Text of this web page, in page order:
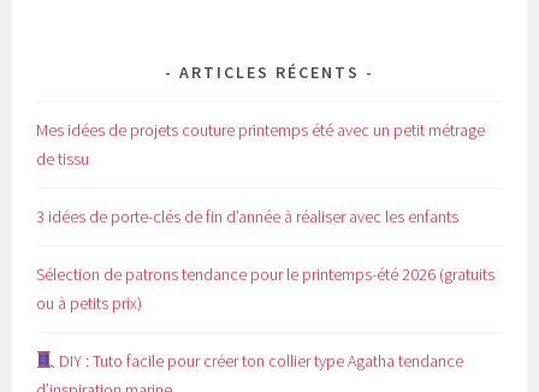
ARTICLES RÉCENTS
Mes idées de projets couture printemps été avec un petit métrage
de tissu
3 idées de porte-clés de fin d’année à réaliser avec les enfants
Sélection de patrons tendance pour le printemps-été 2026 (gratuits
ou à petits prix)
DIY : Tuto facile pour créer ton collier type Agatha tendance